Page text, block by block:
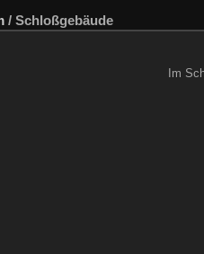
/ Schloßgebäude
Im